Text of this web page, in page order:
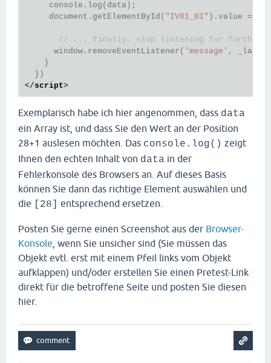
     console.log(data);
     document.getElementById(
"IV01_01" ).value =
// ... finally, stop listening for further
      window.removeEventListener(
'message' ,
    }
</script>
Exemplarisch habe ich hier angenommen, dass data
ein Array ist, und dass Sie den Wert an der Position
28+1 auslesen möchten. Das console.log() zeigt
Ihnen den echten Inhalt von data in der
Fehlerkonsole des Browsers an. Auf dieses Basis
können Sie dann das richtige Element auswählen und
die
[28] entsprechend ersetzen.
Posten Sie gerne einen Screenshot aus der Browser-
Konsole , wenn Sie unsicher sind (Sie müssen das
Objekt evtl. erst mit einem Pfeil links vom Objekt
aufklappen) und/oder erstellen Sie einen Pretest-Link
direkt für die betroffene Seite und posten Sie diesen
hier.